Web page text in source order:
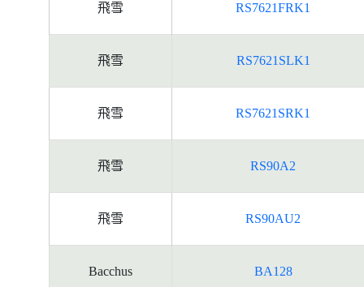
飛雪 RS7621FRK1
飛雪 RS7621SLK1
飛雪 RS7621SRK1
飛雪 RS90A2
飛雪 RS90AU2
Bacchus BA128